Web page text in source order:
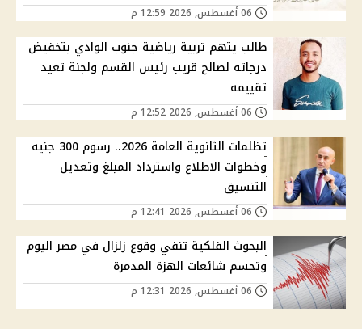
طالب يتهم تربية رياضية جنوب الوادي بتخفيض
درجاته لصالح قريب رئيس القسم ولجنة تعيد
تقييمه
تظلمات الثانوية العامة 2026.. رسوم 300 جنيه
وخطوات الاطلاع واسترداد المبلغ وتعديل
التنسيق
البحوث الفلكية تنفي وقوع زلزال في مصر اليوم
وتحسم شائعات الهزة المدمرة